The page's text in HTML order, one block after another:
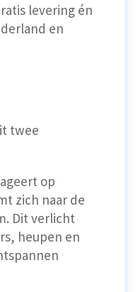
levering én
en
twee
op
zich naar de
Dit verlicht
heupen en